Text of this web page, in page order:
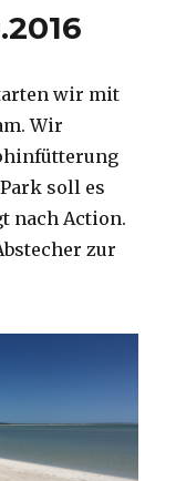
wir mit
Wir
soll es
nach Action.
zur